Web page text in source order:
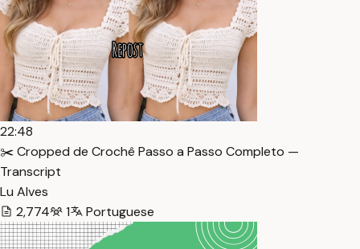
22:48
✂️ Cropped de Crochê Passo a Passo Completo —
Transcript
Lu Alves
2,774
1 Portuguese